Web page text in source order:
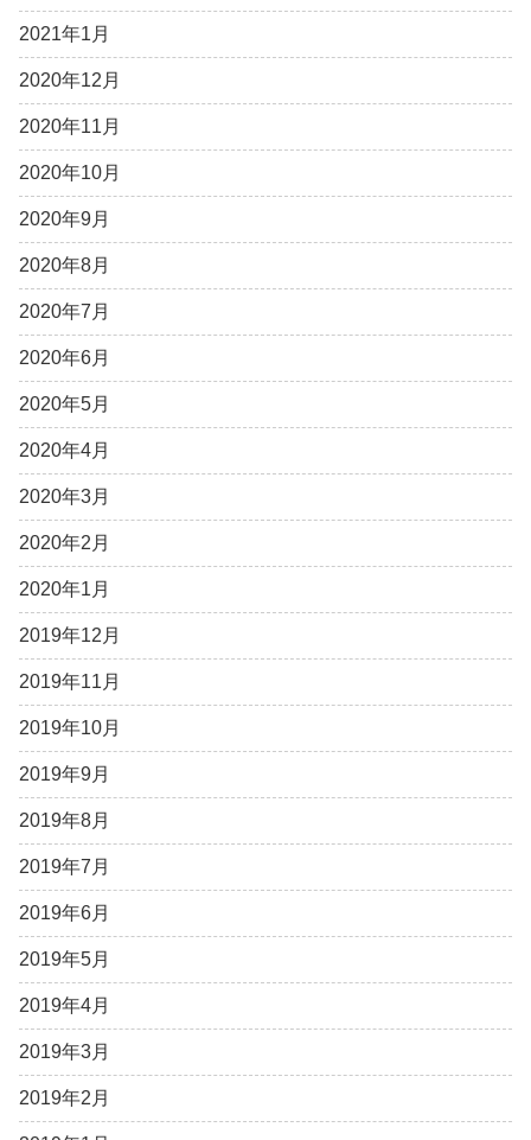
2021年1月
2020年12月
2020年11月
2020年10月
2020年9月
2020年8月
2020年7月
2020年6月
2020年5月
2020年4月
2020年3月
2020年2月
2020年1月
2019年12月
2019年11月
2019年10月
2019年9月
2019年8月
2019年7月
2019年6月
2019年5月
2019年4月
2019年3月
2019年2月